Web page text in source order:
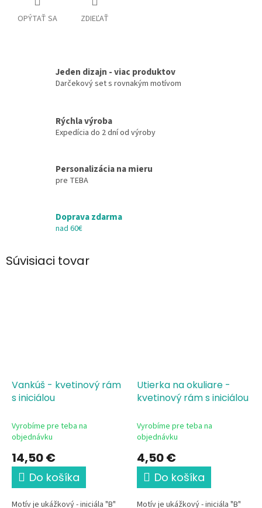
OPÝTAŤ SA ZDIEĽAŤ
Jeden dizajn - viac produktov
Darčekový set s rovnakým motívom
Rýchla výroba
Expedícia do 2 dní od výroby
Personalizácia na mieru
pre TEBA
Doprava zdarma
nad 60€
Súvisiaci tovar
Vankúš - kvetinový rám
s iniciálou
Vyrobíme pre teba na
objednávku
14,50 €
Do košíka
Motív je ukážkový - iniciála "B"
Utierka na okuliare -
kvetinový rám s iniciálou
Vyrobíme pre teba na
objednávku
4,50 €
Do košíka
Motív je ukážkový - iniciála "B"